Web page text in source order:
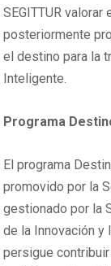
SEGITTUR
posteriormente
el destino para la
Inteligente.
Programa
El programa
promovido por la
gestionado por la
de la Innovación y
persigue